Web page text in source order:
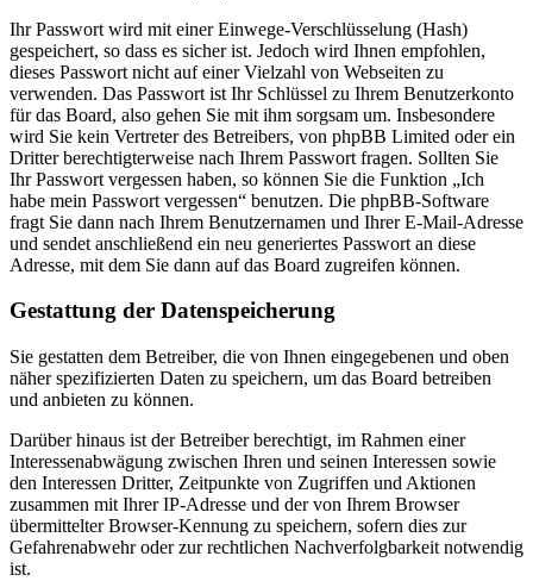
Ihr Passwort wird mit einer Einwege-Verschlüsselung (Hash)
gespeichert, so dass es sicher ist. Jedoch wird Ihnen empfohlen,
dieses Passwort nicht auf einer Vielzahl von Webseiten zu
verwenden. Das Passwort ist Ihr Schlüssel zu Ihrem Benutzerkonto
für das Board, also gehen Sie mit ihm sorgsam um. Insbesondere
wird Sie kein Vertreter des Betreibers, von phpBB Limited oder ein
Dritter berechtigterweise nach Ihrem Passwort fragen. Sollten Sie
Ihr Passwort vergessen haben, so können Sie die Funktion „Ich
habe mein Passwort vergessen“ benutzen. Die phpBB-Software
fragt Sie dann nach Ihrem Benutzernamen und Ihrer E-Mail-Adresse
und sendet anschließend ein neu generiertes Passwort an diese
Adresse, mit dem Sie dann auf das Board zugreifen können.
Gestattung der Datenspeicherung
Sie gestatten dem Betreiber, die von Ihnen eingegebenen und oben
näher spezifizierten Daten zu speichern, um das Board betreiben
und anbieten zu können.
Darüber hinaus ist der Betreiber berechtigt, im Rahmen einer
Interessenabwägung zwischen Ihren und seinen Interessen sowie
den Interessen Dritter, Zeitpunkte von Zugriffen und Aktionen
zusammen mit Ihrer IP-Adresse und der von Ihrem Browser
übermittelter Browser-Kennung zu speichern, sofern dies zur
Gefahrenabwehr oder zur rechtlichen Nachverfolgbarkeit notwendig
ist.